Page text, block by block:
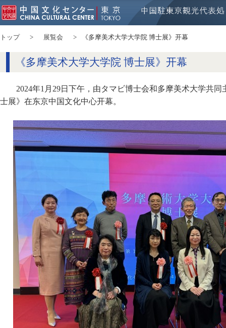
トップ 展覧会 《多摩美术大学大学院 博士展》开幕
《多摩美术大学大学院 博士展》开幕
2024年1月29日下午，由タマビ博士会和多摩美术大学共
士展》在东京中国文化中心开幕。